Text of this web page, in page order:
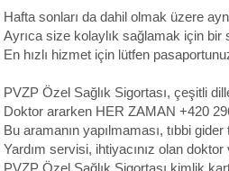
Hafta sonları da dahil olmak üzere
Ayrıca size kolaylık sağlamak için
En hızlı hizmet için lütfen
PVZP Özel Sağlık Sigortası, çeşitli
Doktor ararken HER ZAMAN +420
Bu aramanın yapılmaması, tıbbi
Yardım servisi, ihtiyacınız olan
PVZP Özel Sağlık Sigortası kimlik